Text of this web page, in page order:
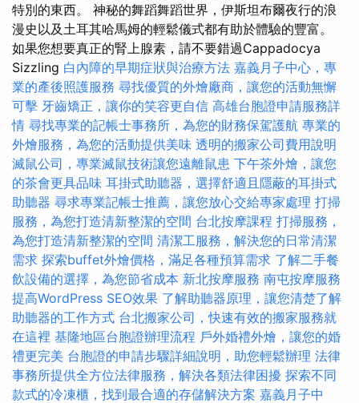
特別的東西。 神秘的舞蹈舞蹈世界，伊斯坦布爾夜行的浪
漫史以及土耳其哈馬姆的輕鬆儀式都有助於體驗的豐富。
如果您想要真正的腎上腺素，請不要錯過Cappadocya
Sizzling 白內障的早期症狀與治療方法 嘉義月子中心，專
業的產後照護服務 尋找優質的外燴廠商，讓您的活動無懈
可擊 牙齒矯正，讓你的笑容更自信 高雄台胞證申請服務詳
情 尋找專業的記帳士事務所，為您的財務保駕護航 專業的
外燴服務，為您的活動提供美味 透明的搬家公司費用說明
滅鼠公司，專業滅鼠技術讓您遠離鼠患 下午茶外燴，讓您
的茶會更具品味 耳掛式助聽器，選擇舒適且隱蔽的耳掛式
助聽器 尋求專業記帳士推薦，讓您放心交給專家處理 打掃
服務，為您打造清新整潔的空間 台北按摩課程 打掃服務，
為您打造清新整潔的空間 清潔工服務，解決您的日常清潔
需求 探索buffet外燴價格，滿足各種預算需求 了解二手餐
飲設備的選擇，為您節省成本 新北按摩服務 南屯按摩服務
提高WordPress SEO效果 了解助聽器原理，讓您清楚了解
助聽器的工作方式 台北搬家公司，快速有效的搬家服務就
在這裡 基隆地區台胞證辦理流程 戶外婚禮外燴，讓您的婚
禮更完美 台胞證的申請步驟詳細說明，助您輕鬆辦理 法律
事務所提供全方位法律服務，解決各類法律困擾 探索不同
款式的冷凍櫃，找到最合適的存儲解決方案 嘉義月子中